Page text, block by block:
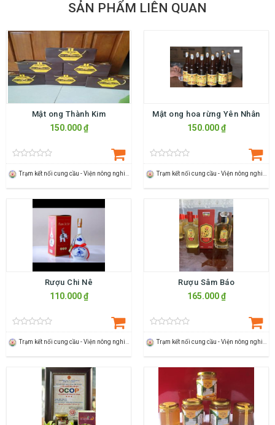
SẢN PHẨM LIÊN QUAN
Mật ong Thành Kim
150.000 ₫
Trạm kết nối cung cầu - Viện nông nghiệp Thanh Hoá
Mật ong hoa rừng Yên Nhân
150.000 ₫
Trạm kết nối cung cầu - Viện nông nghiệp Thanh Hoá
Rượu Chi Nê
110.000 ₫
Trạm kết nối cung cầu - Viện nông nghiệp Thanh Hoá
Rượu Sâm Báo
165.000 ₫
Trạm kết nối cung cầu - Viện nông nghiệp Thanh Hoá